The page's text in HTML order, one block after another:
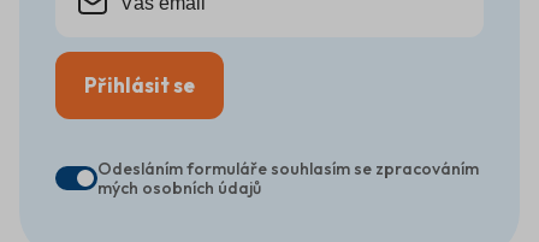
Přihlásit se
Odesláním formuláře souhlasím se zpracováním
mých osobních údajů